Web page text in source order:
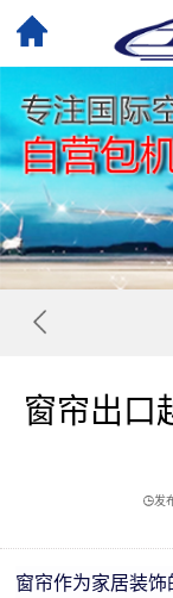
窗帘出口
发
窗帘作为家居装